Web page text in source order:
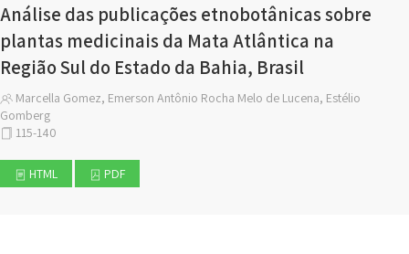
Análise das publicações etnobotânicas sobre
plantas medicinais da Mata Atlântica na
Região Sul do Estado da Bahia, Brasil
Marcella Gomez, Emerson Antônio Rocha Melo de Lucena, Estélio
Gomberg
115-140
HTML PDF